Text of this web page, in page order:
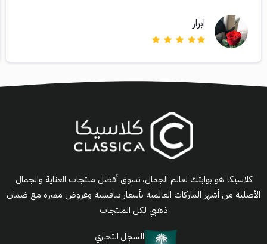
ابرار
كلاسيكا هو بوابتك لعالم الجمال، تسوق أفضل منتجات العناية والجمال
الأصلية من أشهر الماركات العالمية بأسعار تنافسية وعروض مميزة مع ضمان
ذهبي لكل المنتجات
السجل التجاري